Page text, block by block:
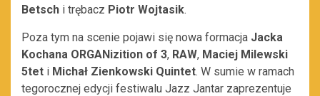
Betsch i trębacz Piotr Wojtasik.
Poza tym na scenie pojawi się nowa formacja Jacka
Kochana ORGANizition of 3, RAW, Maciej Milewski
5tet i Michał Zienkowski Quintet. W sumie w ramach
tegorocznej edycji festiwalu Jazz Jantar zaprezentuje